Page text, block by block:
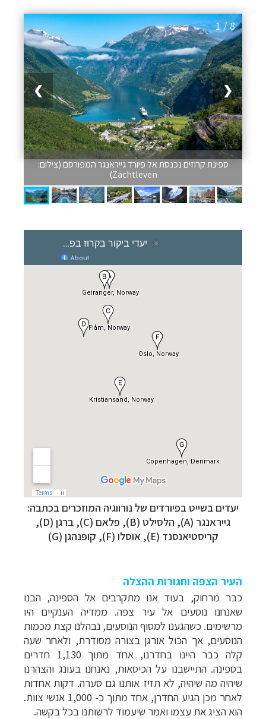
1 / 8
❯ ❮
ספינת קרוזים נכנסת אל פיורד גייראנגר המפורסם (צילום:
Zachtleven)
יעדים בשייט בפיורדים של נורווגיה המוזכרים בכתבה:
גייראנגר (A), הלסילט (B), פלאם (C), ברגן (D),
קריסטיאנסנד (E), אוסלו (F), קופנהגן (G)
העיר הצפה וחגורות ההצלה
כבר מרחוק, בעוד אנו מתקרבים אל הספינה, הבנו
שאנחנו נוסעים אל עיר צפה. ממדיה הענקיים היו
מרשימים. כשהגענו למסוף הנוסעים, נבהלנו קצת מכמות
הנוסעים, אך הכול אורגן בצורה מסודרת, ולאחר שעה
קלה כבר היינו בחדרנו, אחד מתוך 1,130 חדרים
בספינה. התיישבנו על הכיסאות, נאנחנו בעונג והצהרנו
שיהיה מה שיהיה, לא תזיז אותנו גם סערה. דקות אחדות
לאחר מכן הגיע החדרן, אחד מתוך כ- 1,000 אנשי צוות.
הוא הציג את עצמו ואמר שיעמוד לרשותנו בכל בקשה.